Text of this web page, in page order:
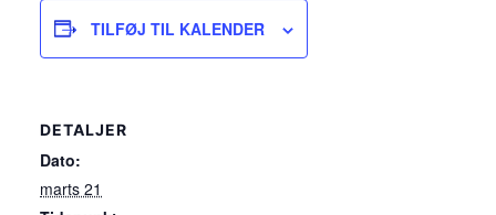
TILFØJ TIL KALENDER
DETALJER
Dato:
marts 21